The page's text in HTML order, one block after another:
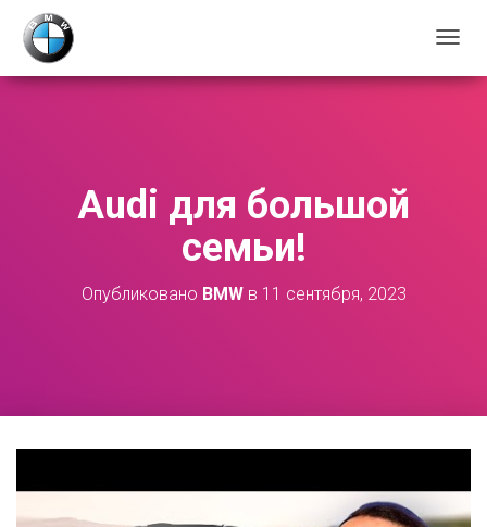
Е
Ю
Audi для большой
семьи!
Опубликовано BMWв 11 сентября, 2023